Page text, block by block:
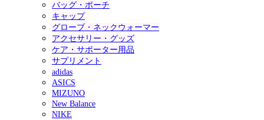
バッグ・ポーチ
キャップ
グローブ・ネックウォーマー
アクセサリー・グッズ
ケア・サポーター用品
サプリメント
adidas
ASICS
MIZUNO
New Balance
NIKE